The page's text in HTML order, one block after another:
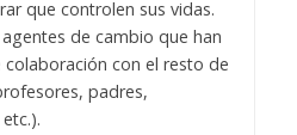
que controlen sus vidas.
de cambio que han
con el resto de
padres,